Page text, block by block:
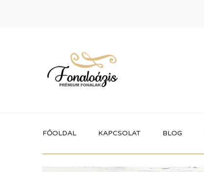
FŐOLDAL KAPCSOLAT BLOG